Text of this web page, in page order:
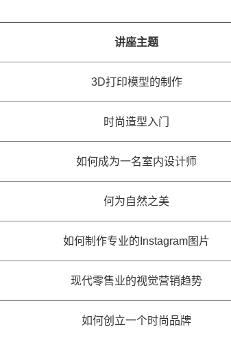
讲座主题
3D打印模型的制作
时尚造型入门
如何成为一名室内设计师
何为自然之美
如何制作专业的Instagram图片
现代零售业的视觉营销趋势
如何创立一个时尚品牌